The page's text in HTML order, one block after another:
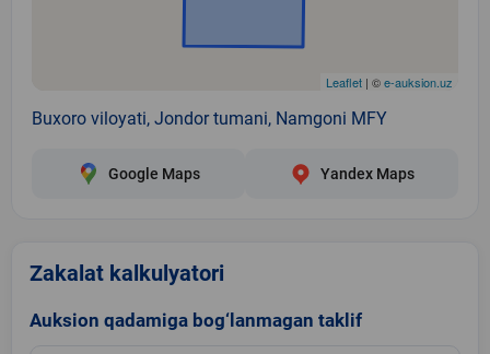
Leaflet | ©e-auksion.uz
Buxoro viloyati, Jondor tumani, Namgoni MFY
Google Maps Yandex Maps
Zakalat kalkulyatori
Auksion qadamiga bog‘lanmagan taklif